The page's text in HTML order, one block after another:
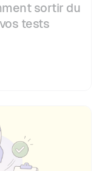
sortir du
tests